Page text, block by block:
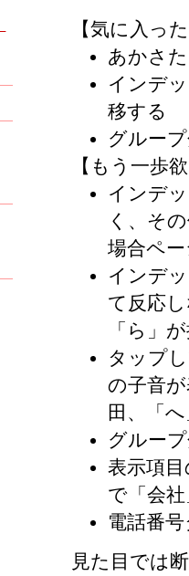
【気に入っ
あかさ
インデ
移する
グルー
【もう一歩
インデ
く、そ
場合ペ
インデ
て反応
「ら」
タップ
の子音
田、「
グルー
表示項
で「会
電話番
見た目では